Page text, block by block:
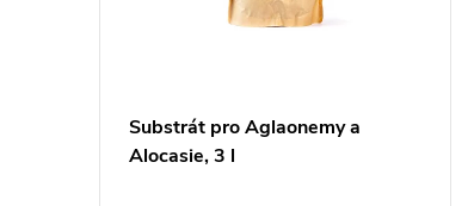
Substrát pro Aglaonemy a
Alocasie, 3 l